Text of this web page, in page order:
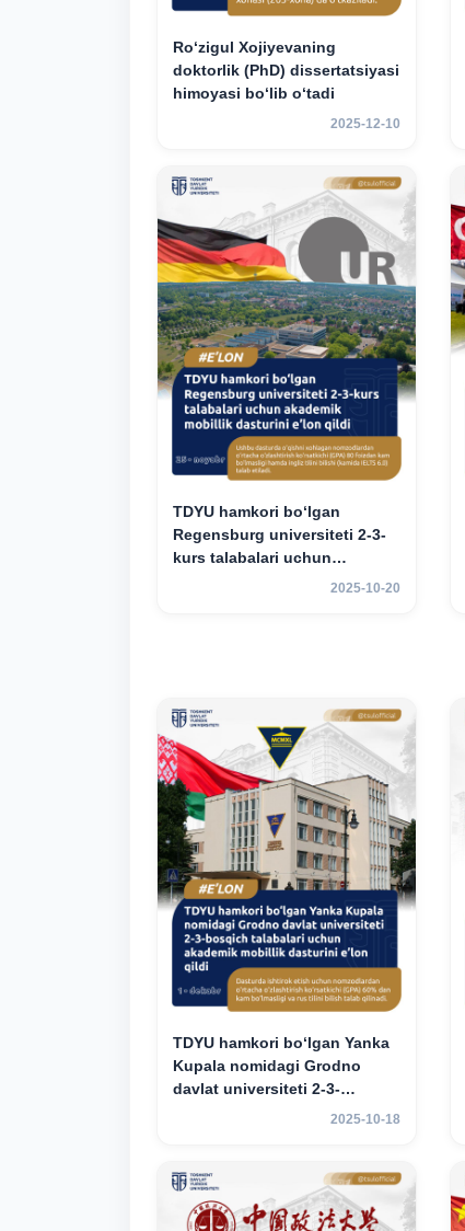
Ro‘zigul Xojiyevaning
doktorlik (PhD) dissertatsiyasi
himoyasi bo‘lib o‘tadi
2025-12-10
TDYU hamkori bo‘lgan
Regensburg universiteti 2-3-
kurs talabalari uchun
akademik mobillik dasturini
2025-10-20
TDYU hamkori bo‘lgan Yanka
Kupala nomidagi Grodno
davlat universiteti 2-3-
bosqich talabalari uchun2025-10-18